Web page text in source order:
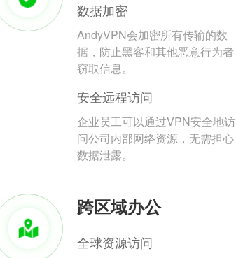
数据加密
AndyVPN会加密所有传输的数
据，防止黑客和其他恶意行为者
窃取信息。
安全远程访问
企业员工可以通过VPN安全地访
问公司内部网络资源，无需担心
数据泄露。
跨区域办公
全球资源访问